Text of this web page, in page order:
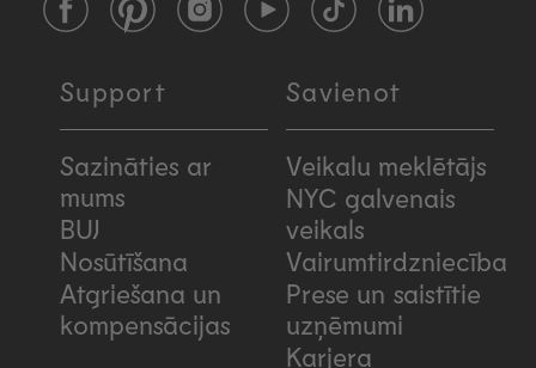
FacebookPinterestInstagramYouTubeTikTokLinkedIn
Support
Sazināties ar
mums
BUJ
Nosūtīšana
Atgriešana un
kompensācijas
Savienot
Veikalu meklētājs
NYC galvenais
veikals
Vairumtirdzniecība
Prese un saistītie
uzņēmumi
Karjera